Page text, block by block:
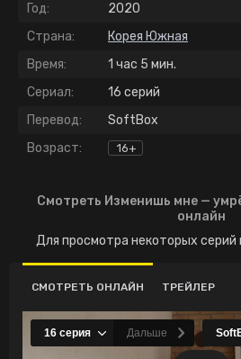
Год:
2020
Страна:
Корея Южная
Время:
1 час 5 мин.
Сериал:
16 серий
Перевод:
SoftBox
Возраст:
16+
Смотреть Изменишь мне —
онлайн
Для просмотра некоторых серий
СМОТРЕТЬ ОНЛАЙН ТРЕЙЛЕР